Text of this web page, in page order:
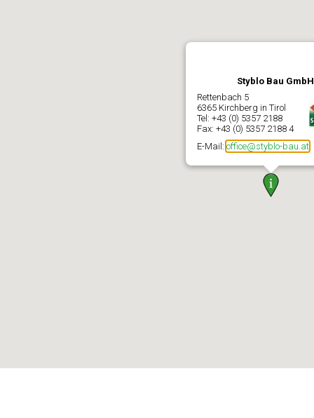
Styblo Bau GmbH
Rettenbach 5
6365 Kirchberg in Tirol
Tel: +43 (0) 5357 2188
Fax: +43 (0) 5357 2188 4
E-Mail: office@styblo-bau.at